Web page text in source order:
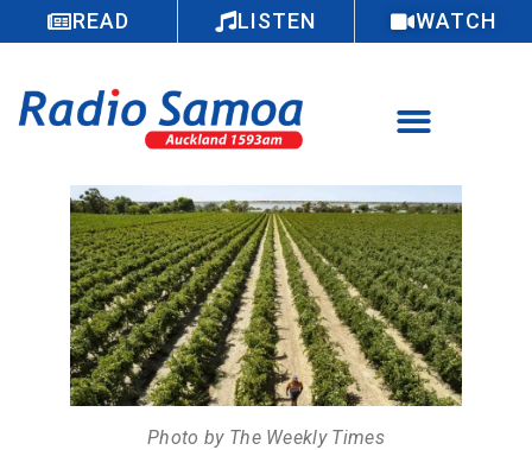
READ LISTEN WATCH
Photo by The Weekly Times